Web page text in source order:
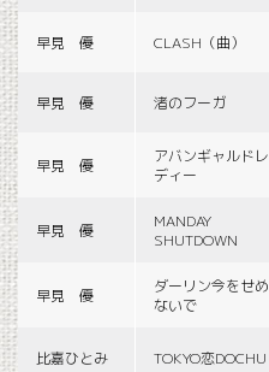
早見 優 CLASH（曲）
早見 優 渚のフーガ
早見 優
アバンギャルドレ
ディー
早見 優
MANDAY
SHUTDOWN
早見 優
ダーリン今をせめ
ないで
比嘉ひとみ TOKYO恋DOCHU